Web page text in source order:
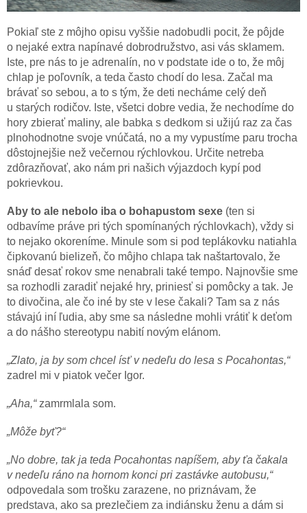
Pokiaľ ste z môjho opisu vyššie nadobudli pocit, že pôjde
o nejaké extra napínavé dobrodružstvo, asi vás sklamem.
Iste, pre nás to je adrenalín, no v podstate ide o to, že môj
chlap je poľovník, a teda často chodí do lesa. Začal ma
brávať so sebou, a to s tým, že deti necháme celý deň
u starých rodičov. Iste, všetci dobre vedia, že nechodíme do
hory zbierať maliny, ale babka s dedkom si užijú raz za čas
plnohodnotne svoje vnúčatá, no a my vypustíme paru trocha
dôstojnejšie než večernou rýchlovkou. Určite netreba
zdôrazňovať, ako nám pri našich výjazdoch kypí pod
pokrievkou.
Aby to ale nebolo iba o bohapustom sexe (ten si
odbavíme práve pri tých spomínaných rýchlovkach), vždy si
to nejako okoreníme. Minule som si pod teplákovku natiahla
čipkovanú bielizeň, čo môjho chlapa tak naštartovalo, že
snáď desať rokov sme nenabrali také tempo. Najnovšie sme
sa rozhodli zaradiť nejaké hry, priniesť si pomôcky a tak. Je
to divočina, ale čo iné by ste v lese čakali? Tam sa z nás
stávajú iní ľudia, aby sme sa následne mohli vrátiť k deťom
a do nášho stereotypu nabití novým elánom.
„Zlato, ja by som chcel ísť v nedeľu do lesa s Pocahontas,“
zadrel mi v piatok večer Igor.
„Aha,“zamrmlala som.
„Môže byť?“
„No dobre, tak ja teda Pocahontas napíšem, aby ťa čakala
v nedeľu ráno na hornom konci pri zastávke autobusu,“
odpovedala som trošku zarazene, no priznávam, že
predstava, ako sa prezlečiem za indiánsku ženu a dám si